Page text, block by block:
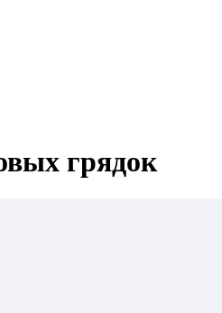
грядок